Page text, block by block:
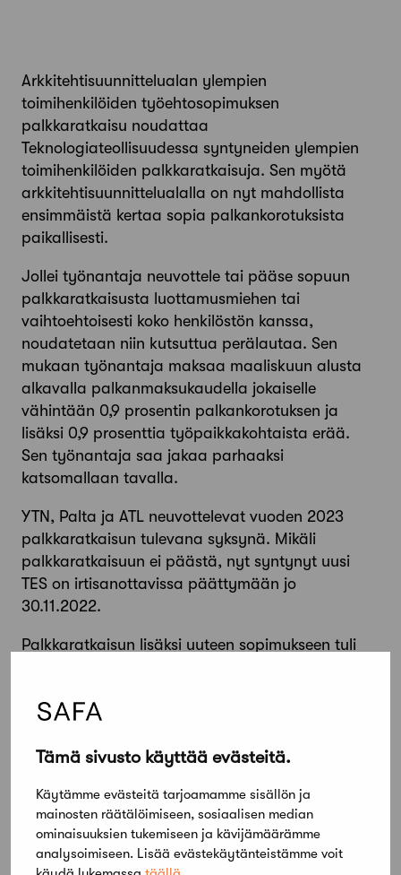
Tämä sivusto käyttää evästeitä.
Käytämme evästeitä tarjoamamme sisällön ja
mainosten räätälöimiseen, sosiaalisen median
ominaisuuksien tukemiseen ja kävijämäärämme
analysoimiseen. Lisää evästekäytänteistämme voit
Arkkitehtisuunnittelualan ylempien
toimihenkilöiden työehtosopimuksen
palkkaratkaisu noudattaa
Teknologiateollisuudessa syntyneiden ylempien
toimihenkilöiden palkkaratkaisuja. Sen myötä
arkkitehtisuunnittelualalla on nyt mahdollista
ensimmäistä kertaa sopia palkankorotuksista
paikallisesti.
Jollei työnantaja neuvottele tai pääse sopuun
palkkaratkaisusta luottamusmiehen tai
vaihtoehtoisesti koko henkilöstön kanssa,
noudatetaan niin kutsuttua perälautaa. Sen
mukaan työnantaja maksaa maaliskuun alusta
alkavalla palkanmaksukaudella jokaiselle
vähintään 0,9 prosentin palkankorotuksen ja
lisäksi 0,9 prosenttia työpaikkakohtaista erää.
Sen työnantaja saa jakaa parhaaksi
katsomallaan tavalla.
YTN, Palta ja ATL neuvottelevat vuoden 2023
palkkaratkaisun tulevana syksynä. Mikäli
palkkaratkaisuun ei päästä, nyt syntynyt uusi
TES on irtisanottavissa päättymään jo
30.11.2022.
Palkkaratkaisun lisäksi uuteen sopimukseen tuli
omavastuu vapaa-ajan matkustamisen
per vuorokausi. Matkakustannusten korvauksissa
50 kilometriin. Lomarahan osalta uusi TES
täsmentää, että lomarahaan liittyvät sopimukset
ovat irtisanottavissa kolmen kuukauden
irtisanomisajalla.